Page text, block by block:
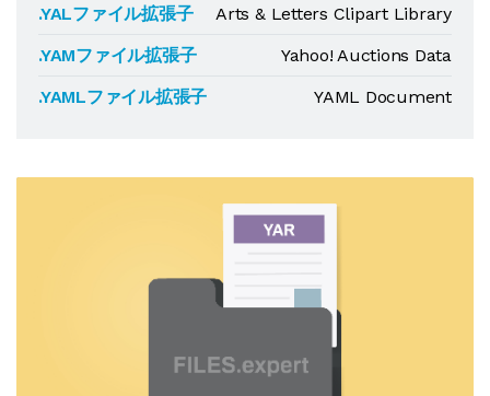
.YALファイル拡張子
Arts & Letters Clipart Library
.YAMファイル拡張子
Yahoo! Auctions Data
.YAMLファイル拡張子
YAML Document